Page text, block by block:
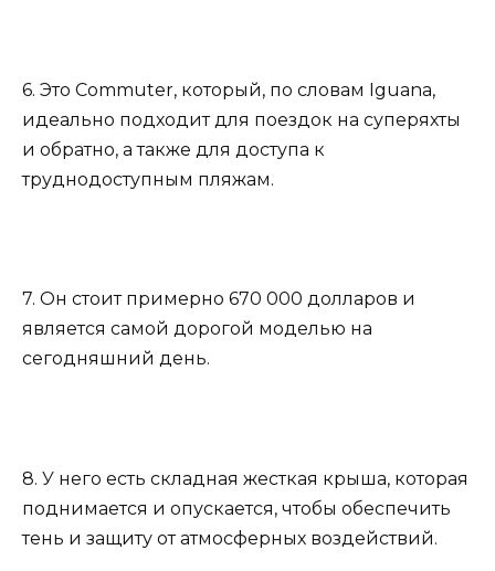
6. Это Commuter, который, по словам Iguana,
идеально подходит для поездок на суперяхты
и обратно, а также для доступа к
труднодоступным пляжам.
7. Он стоит примерно 670 000 долларов и
является самой дорогой моделью на
сегодняшний день.
8. У него есть складная жесткая крыша, которая
поднимается и опускается, чтобы обеспечить
тень и защиту от атмосферных воздействий.